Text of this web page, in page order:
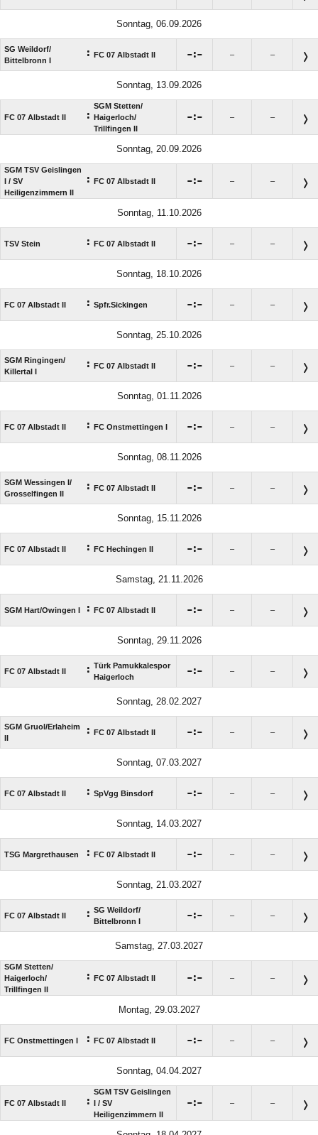
Sonntag, 06.09.2026
SG Weildorf/​
Bittelbronn I
: FC 07 Albstadt II : – –
Sonntag, 13.09.2026
FC 07 Albstadt II :
SGM Stetten/​
Haigerloch/​
Trillfingen II
: – –
Sonntag, 20.09.2026
SGM TSV Geislingen
I /​ SV
Heiligenzimmern II
: FC 07 Albstadt II : – –
Sonntag, 11.10.2026
TSV Stein : FC 07 Albstadt II : – –
Sonntag, 18.10.2026
FC 07 Albstadt II : Spfr.Sickingen : – –
Sonntag, 25.10.2026
SGM Ringingen/​
Killertal I
: FC 07 Albstadt II : – –
Sonntag, 01.11.2026
FC 07 Albstadt II : FC Onstmettingen I : – –
Sonntag, 08.11.2026
SGM Wessingen I/​
Grosselfingen II
: FC 07 Albstadt II : – –
Sonntag, 15.11.2026
FC 07 Albstadt II : FC Hechingen II : – –
Samstag, 21.11.2026
SGM Hart/​Owingen I : FC 07 Albstadt II : – –
Sonntag, 29.11.2026
FC 07 Albstadt II : Türk Pamukkalespor
Haigerloch
: – –
Sonntag, 28.02.2027
SGM Gruol/​Erlaheim
II
: FC 07 Albstadt II : – –
Sonntag, 07.03.2027
FC 07 Albstadt II : SpVgg Binsdorf : – –
Sonntag, 14.03.2027
TSG Margrethausen : FC 07 Albstadt II : – –
Sonntag, 21.03.2027
FC 07 Albstadt II : SG Weildorf/​
Bittelbronn I
: – –
Samstag, 27.03.2027
SGM Stetten/​
Haigerloch/​
Trillfingen II
: FC 07 Albstadt II : – –
Montag, 29.03.2027
FC Onstmettingen I : FC 07 Albstadt II : – –
Sonntag, 04.04.2027
FC 07 Albstadt II :
SGM TSV Geislingen
I /​ SV
Heiligenzimmern II
: – –